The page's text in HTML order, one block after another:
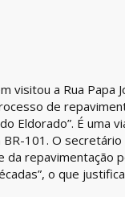
visitou a Rua Papa
de
Eldorado”. É uma
BR-101. O
da repavimentação
o que